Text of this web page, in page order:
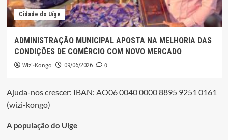
Cidade do Uíge
ADMINISTRAÇÃO MUNICIPAL APOSTA NA MELHORIA DAS
CONDIÇÕES DE COMÉRCIO COM NOVO MERCADO
Wizi-Kongo 09/06/2026 0
Ajuda-nos crescer: IBAN: AO06 0040 0000 8895 9251 0161
(wizi-kongo)
A população do Uige